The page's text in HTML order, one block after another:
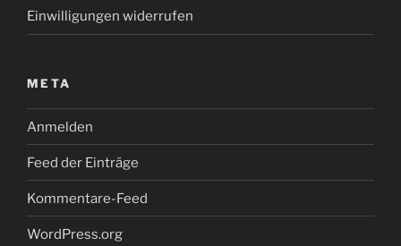
Einwilligungen widerrufen
META
Anmelden
Feed der Einträge
Kommentare-Feed
WordPress.org